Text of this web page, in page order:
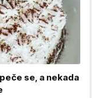
se, a nekada